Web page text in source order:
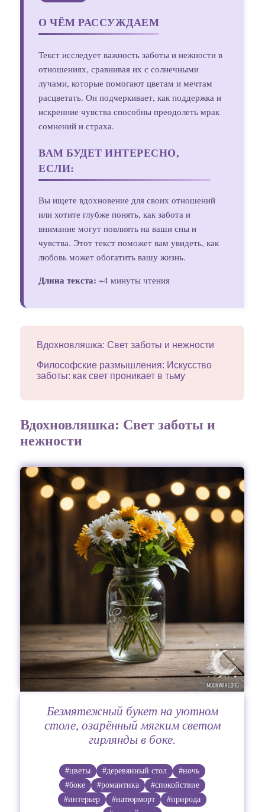
О ЧЁМ РАССУЖДАЕМ
Текст исследует важность заботы и нежности в
отношениях, сравнивая их с солнечными
лучами, которые помогают цветам и мечтам
расцветать. Он подчеркивает, как поддержка и
искренние чувства способны преодолеть мрак
сомнений и страха.
ВАМ БУДЕТ ИНТЕРЕСНО,
ЕСЛИ:
Вы ищете вдохновение для своих отношений
или хотите глубже понять, как забота и
внимание могут повлиять на ваши сны и
чувства. Этот текст поможет вам увидеть, как
любовь может обогатить вашу жизнь.
Длина текста: ~4 минуты чтения
Вдохновляшка: Свет заботы и нежности
Философские размышления: Искусство
заботы: как свет проникает в тьму
Вдохновляшка: Свет заботы и
нежности
Безмятежный букет на уютном
столе, озарённый мягким светом
гирлянды в боке.
#цветы #деревянный стол
#ночь
#боке
#романтика
#спокойствие
#интерьер
#натюрморт
#природа